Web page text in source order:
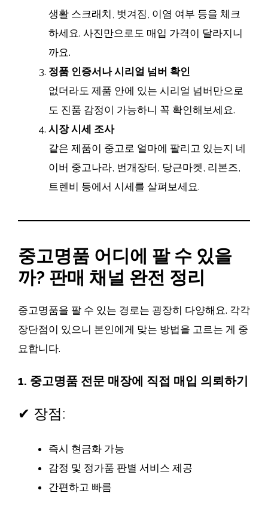
생활 스크래치, 벗겨짐, 이염 여부 등을 체크
하세요. 사진만으로도 매입 가격이 달라지니
까요.
정품 인증서나 시리얼 넘버 확인
없더라도 제품 안에 있는 시리얼 넘버만으로
도 진품 감정이 가능하니 꼭 확인해보세요.
시장 시세 조사
같은 제품이 중고로 얼마에 팔리고 있는지 네
이버 중고나라, 번개장터, 당근마켓, 리본즈,
트렌비 등에서 시세를 살펴보세요.
중고명품 어디에 팔 수 있을
까? 판매 채널 완전 정리
중고명품을 팔 수 있는 경로는 굉장히 다양해요. 각각
장단점이 있으니 본인에게 맞는 방법을 고르는 게 중
요합니다.
1. 중고명품 전문 매장에 직접 매입 의뢰하기
✔ 장점:
즉시 현금화 가능
감정 및 정가품 판별 서비스 제공
간편하고 빠름